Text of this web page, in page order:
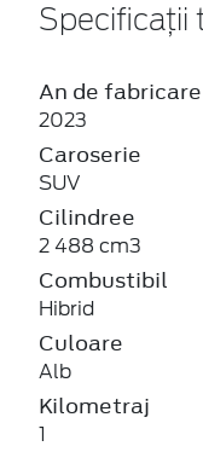
Specificații
An de fabricare
2023
Caroserie
SUV
Cilindree
2 488 cm3
Combustibil
Hibrid
Culoare
Alb
Kilometraj
1